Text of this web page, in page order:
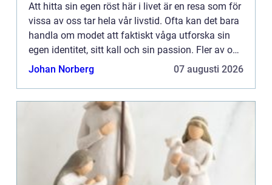
Att hitta sin egen röst här i livet är en resa som för
vissa av oss tar hela vår livstid. Ofta kan det bara
handla om modet att faktiskt våga utforska sin
egen identitet, sitt kall och sin passion. Fler av oss
borde ställa oss frågorna: Vad är det so...
Johan Norberg 07 augusti 2026